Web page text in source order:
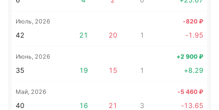
Июль, 2026 -820 ₽
42 21 20 1 -1.95
Июнь, 2026 +2 900 ₽
35 19 15 1 +8.29
Май, 2026 -5 460 ₽
40 16 21 3 -13.65